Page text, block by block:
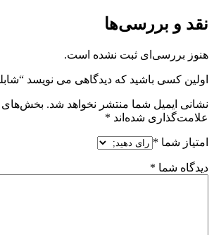
نقد و بررسی‌ها
هنوز بررسی‌ای ثبت نشده است.
اولین کسی باشید که دیدگاهی می نویسد
نشانی ایمیل شما منتشر نخواهد شد. بخش‌های
علامت‌گذاری شده‌اند *
امتیاز شما *
دیدگاه شما *